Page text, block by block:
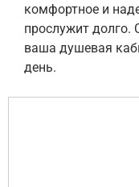
комфортное и
прослужит долго.
ваша душевая
день.